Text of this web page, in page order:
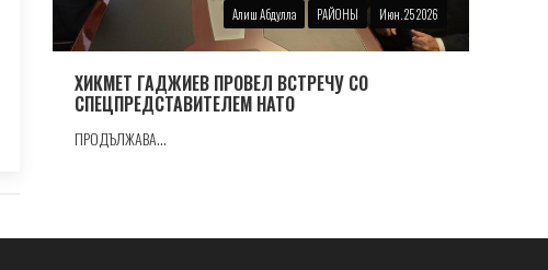
Алиш Абдулла РАЙОНЫ Июн. 25 2026
ХИКМЕТ ГАДЖИЕВ ПРОВЕЛ ВСТРЕЧУ СО
СПЕЦПРЕДСТАВИТЕЛЕМ НАТО
ПРОДЪЛЖАВА...